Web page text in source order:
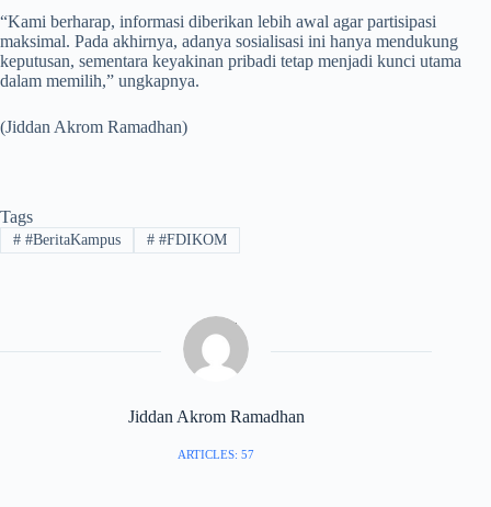
“Kami berharap, informasi diberikan lebih awal agar partisipasi
maksimal. Pada akhirnya, adanya sosialisasi ini hanya mendukung
keputusan, sementara keyakinan pribadi tetap menjadi kunci utama
dalam memilih,” ungkapnya.
(Jiddan Akrom Ramadhan)
Tags
##BeritaKampus ##FDIKOM
Jiddan Akrom Ramadhan
ARTICLES: 57